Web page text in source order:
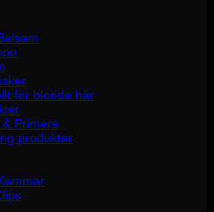
för blonda hår
Primers
produkter